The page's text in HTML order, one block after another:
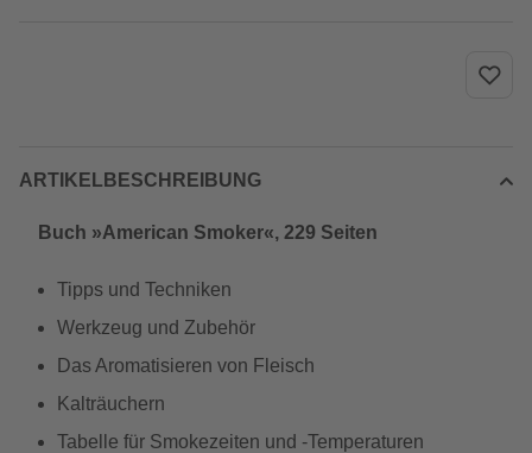
ARTIKELBESCHREIBUNG
Buch »American Smoker«, 229 Seiten
Tipps und Techniken
Werkzeug und Zubehör
Das Aromatisieren von Fleisch
Kalträuchern
Tabelle für Smokezeiten und -Temperaturen